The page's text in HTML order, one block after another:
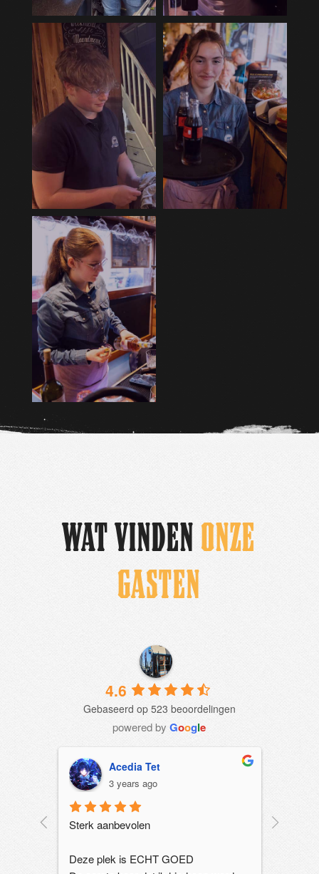
WAT VINDENONZE
GASTEN
4.6
Gebaseerd op 523 beoordelingen
powered byGoogle
Acedia Tet
3 years ago
Sterk aanbevolen
Deze plek is ECHT GOED
Het